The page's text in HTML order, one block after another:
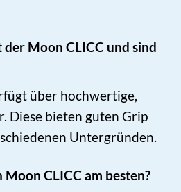
Moon CLICC und sind
über hochwertige,
Diese bieten guten Grip
Untergründen.
CLICC am besten?